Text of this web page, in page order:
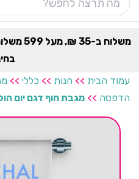
משלוח
עמוד הבית >> חנות >> כללי >>
הדפסה >> מגבת חוף דגם יום